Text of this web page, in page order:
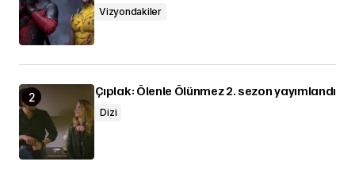
Vizyondakiler
Çıplak: Ölenle Ölünmez 2. sezon yayımlandı
Dizi